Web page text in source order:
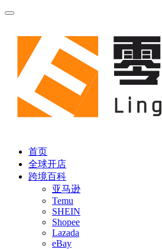
首页
全球开店
跨境百科
亚马逊
Temu
SHEIN
Shopee
Lazada
eBay